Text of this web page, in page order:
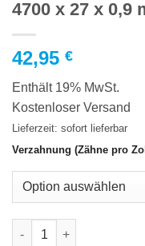
4700 x 27 x 0,9
42,95 €
Enthält 19% MwSt.
Kostenloser Versand
Lieferzeit: sofort lieferbar
Verzahnung (Zähne pro
OPUS 330 HSM